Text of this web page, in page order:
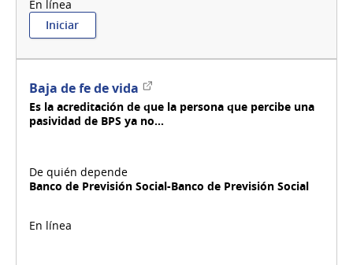
Iniciar:
Baja
de
seguridad
DI.GE.F.E.
Baja de fe de vida Enlace
externo
Es la acreditación de que la persona que percibe una
pasividad de BPS ya no...
Banco de Previsión Social-Banco de Previsión Social